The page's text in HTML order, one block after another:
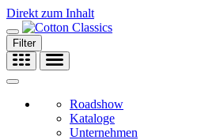
Direkt zum Inhalt
Filter
Roadshow
Kataloge
Unternehmen